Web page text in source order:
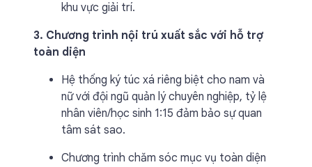
khu vực giải trí.
3. Chương trình nội trú xuất sắc với hỗ trợ
toàn diện
Hệ thống ký túc xá riêng biệt cho nam và
nữ với đội ngũ quản lý chuyên nghiệp, tỷ lệ
nhân viên/học sinh 1:15 đảm bảo sự quan
tâm sát sao.
Chương trình chăm sóc mục vụ toàn diện